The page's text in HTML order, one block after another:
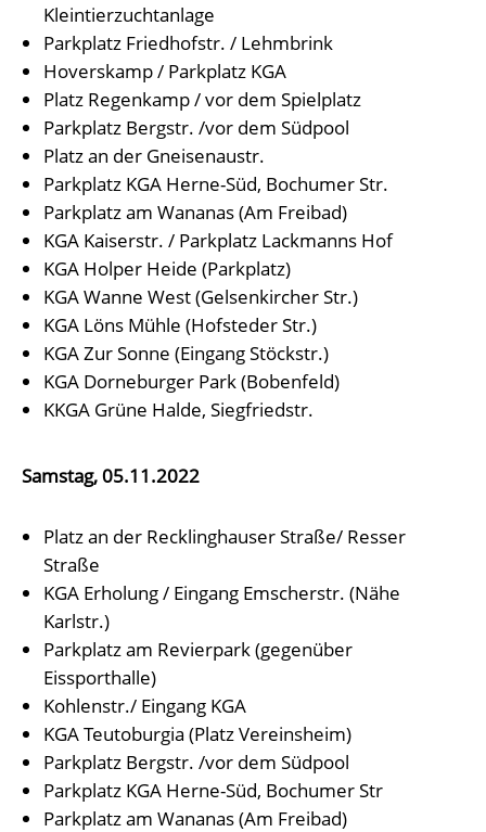
Kleintierzuchtanlage
Parkplatz Friedhofstr. / Lehmbrink
Hoverskamp / Parkplatz KGA
Platz Regenkamp / vor dem Spielplatz
Parkplatz Bergstr. /vor dem Südpool
Platz an der Gneisenaustr.
Parkplatz KGA Herne-Süd, Bochumer Str.
Parkplatz am Wananas (Am Freibad)
KGA Kaiserstr. / Parkplatz Lackmanns Hof
KGA Holper Heide (Parkplatz)
KGA Wanne West (Gelsenkircher Str.)
KGA Löns Mühle (Hofsteder Str.)
KGA Zur Sonne (Eingang Stöckstr.)
KGA Dorneburger Park (Bobenfeld)
KKGA Grüne Halde, Siegfriedstr.
Samstag, 05.11.2022
Platz an der Recklinghauser Straße/ Resser
Straße
KGA Erholung / Eingang Emscherstr. (Nähe
Karlstr.)
Parkplatz am Revierpark (gegenüber
Eissporthalle)
Kohlenstr./ Eingang KGA
KGA Teutoburgia (Platz Vereinsheim)
Parkplatz Bergstr. /vor dem Südpool
Parkplatz KGA Herne-Süd, Bochumer Str
Parkplatz am Wananas (Am Freibad)